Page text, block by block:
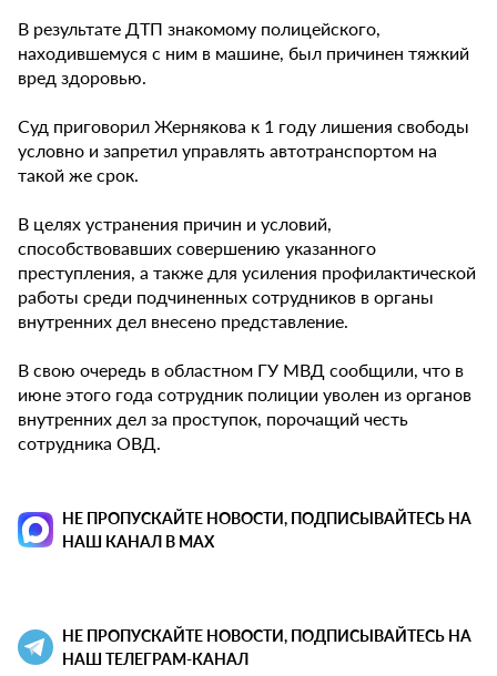
В результате ДТП знакомому полицейского,
находившемуся с ним в машине, был причинен тяжкий
вред здоровью.
Суд приговорил Жернякова к 1 году лишения свободы
условно и запретил управлять автотранспортом на
такой же срок.
В целях устранения причин и условий,
способствовавших совершению указанного
преступления, а также для усиления профилактической
работы среди подчиненных сотрудников в органы
внутренних дел внесено представление.
В свою очередь в областном ГУ МВД сообщили, что в
июне этого года сотрудник полиции уволен из органов
внутренних дел за проступок, порочащий честь
сотрудника ОВД.
НЕ ПРОПУСКАЙТЕ НОВОСТИ, ПОДПИСЫВАЙТЕСЬ НА
НАШ КАНАЛ В MAX
НЕ ПРОПУСКАЙТЕ НОВОСТИ, ПОДПИСЫВАЙТЕСЬ НА
НАШ ТЕЛЕГРАМ-КАНАЛ